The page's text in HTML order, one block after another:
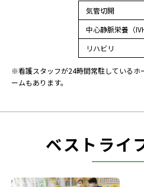
気管切開
中心静脈栄養（IVH
リハビリ
※看護スタッフが24時間常駐しているホ
ームもあります。
ベストライ